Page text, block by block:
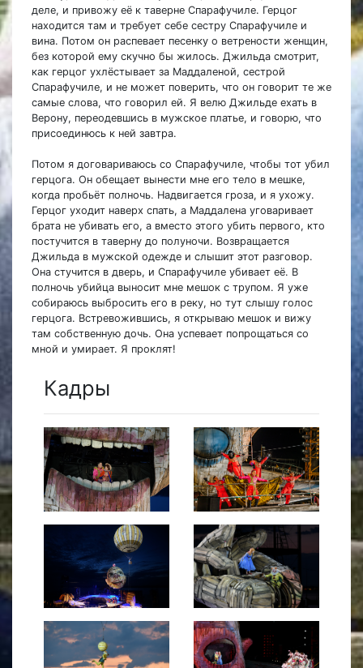
деле, и привожу её к таверне Спарафучиле. Герцог
находится там и требует себе сестру Спарафучиле и
вина. Потом он распевает песенку о ветрености женщин,
без которой ему скучно бы жилось. Джильда смотрит,
как герцог ухлёстывает за Маддаленой, сестрой
Спарафучиле, и не может поверить, что он говорит те же
самые слова, что говорил ей. Я велю Джильде ехать в
Верону, переодевшись в мужское платье, и говорю, что
присоединюсь к ней завтра.
Потом я договариваюсь со Спарафучиле, чтобы тот убил
герцога. Он обещает вынести мне его тело в мешке,
когда пробьёт полночь. Надвигается гроза, и я ухожу.
Герцог уходит наверх спать, а Маддалена уговаривает
брата не убивать его, а вместо этого убить первого, кто
постучится в таверну до полуночи. Возвращается
Джильда в мужской одежде и слышит этот разговор.
Она стучится в дверь, и Спарафучиле убивает её. В
полночь убийца выносит мне мешок с трупом. Я уже
собираюсь выбросить его в реку, но тут слышу голос
герцога. Встревожившись, я открываю мешок и вижу
там собственную дочь. Она успевает попрощаться со
мной и умирает. Я проклят!
Кадры